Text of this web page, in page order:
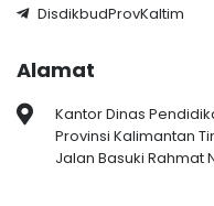
DisdikbudProvKaltim
Alamat
Kantor Dinas
Provinsi Kalimantan
Jalan Basuki Rahmat